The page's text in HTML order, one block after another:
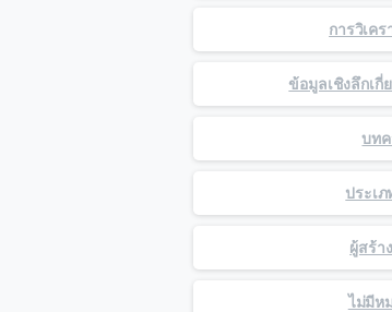
การวิเค
ข้อมูลเชิงลึกเกี่
บท
ประเ
ผู้สร้า
ไม่มีห